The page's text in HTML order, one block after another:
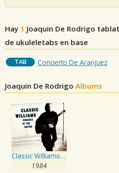
Hay 1 Joaquin De Rodrigo
de ukuleletabs en base
TAB Concierto De Aranjuez
Joaquin De Rodrigo Albums
Classic Williams -- Romance of the Guitar
1984